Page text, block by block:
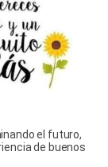
el futuro,
de buenos